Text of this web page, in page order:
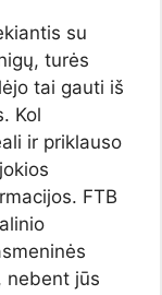
su
turės
tai gauti iš
Kol
ir priklauso
FTB
nebent jūs